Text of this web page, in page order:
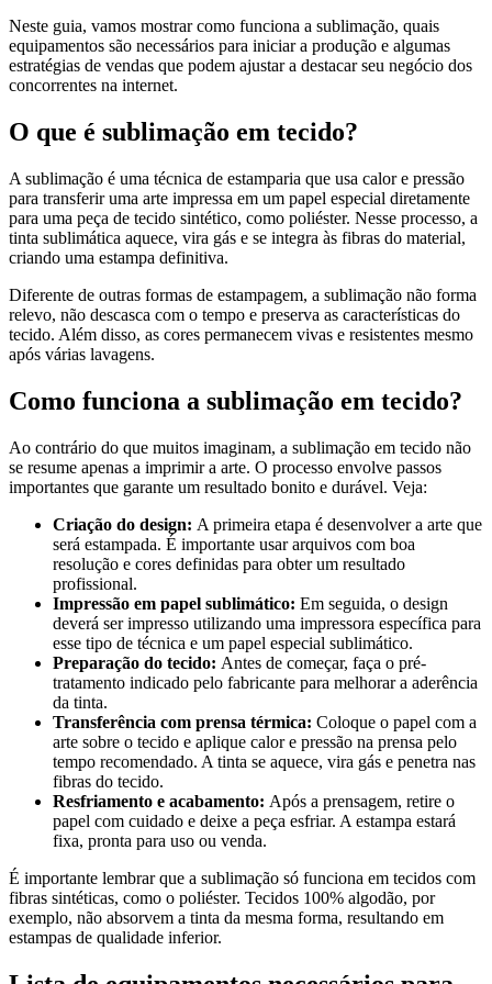
Neste guia, vamos mostrar como funciona a sublimação, quais
equipamentos são necessários para iniciar a produção e algumas
estratégias de vendas que podem ajustar a destacar seu negócio dos
concorrentes na internet.
O que é sublimação em tecido?
A sublimação é uma técnica de estamparia que usa calor e pressão
para transferir uma arte impressa em um papel especial diretamente
para uma peça de tecido sintético, como poliéster. Nesse processo, a
tinta sublimática aquece, vira gás e se integra às fibras do material,
criando uma estampa definitiva.
Diferente de outras formas de estampagem, a sublimação não forma
relevo, não descasca com o tempo e preserva as características do
tecido. Além disso, as cores permanecem vivas e resistentes mesmo
após várias lavagens.
Como funciona a sublimação em tecido?
Ao contrário do que muitos imaginam, a sublimação em tecido não
se resume apenas a imprimir a arte. O processo envolve passos
importantes que garante um resultado bonito e durável. Veja:
Criação do design: A primeira etapa é desenvolver a arte que
será estampada. É importante usar arquivos com boa
resolução e cores definidas para obter um resultado
profissional.
Impressão em papel sublimático: Em seguida, o design
deverá ser impresso utilizando uma impressora específica para
esse tipo de técnica e um papel especial sublimático.
Preparação do tecido: Antes de começar, faça o pré-
tratamento indicado pelo fabricante para melhorar a aderência
da tinta.
Transferência com prensa térmica: Coloque o papel com a
arte sobre o tecido e aplique calor e pressão na prensa pelo
tempo recomendado. A tinta se aquece, vira gás e penetra nas
fibras do tecido.
Resfriamento e acabamento: Após a prensagem, retire o
papel com cuidado e deixe a peça esfriar. A estampa estará
fixa, pronta para uso ou venda.
É importante lembrar que a sublimação só funciona em tecidos com
fibras sintéticas, como o poliéster. Tecidos 100% algodão, por
exemplo, não absorvem a tinta da mesma forma, resultando em
estampas de qualidade inferior.